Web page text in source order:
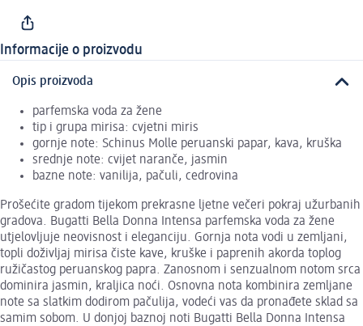
Informacije o proizvodu
Opis proizvoda
parfemska voda za žene
tip i grupa mirisa: cvjetni miris
gornje note: Schinus Molle peruanski papar, kava, kruška
srednje note: cvijet naranče, jasmin
bazne note: vanilija, pačuli, cedrovina
Prošećite gradom tijekom prekrasne ljetne večeri pokraj užurbanih
gradova. Bugatti Bella Donna Intensa parfemska voda za žene
utjelovljuje neovisnost i eleganciju. Gornja nota vodi u zemljani,
topli doživljaj mirisa čiste kave, kruške i paprenih akorda toplog
ružičastog peruanskog papra. Zanosnom i senzualnom notom srca
dominira jasmin, kraljica noći. Osnovna nota kombinira zemljane
note sa slatkim dodirom pačulija, vodeći vas da pronađete sklad sa
samim sobom. U donjoj baznoj noti Bugatti Bella Donna Intensa